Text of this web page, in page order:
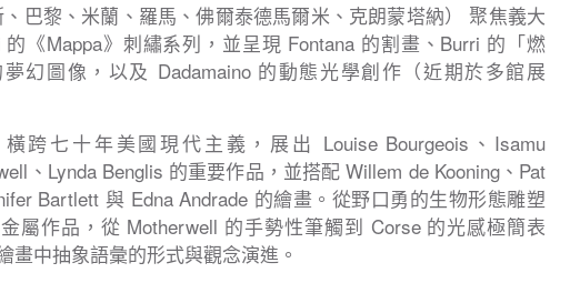
巴黎、米蘭、羅馬、佛爾泰德馬爾米、克朗蒙塔納） 聚焦義大
《Mappa》刺繡系列，並呈現 Fontana 的割畫、Burri 的「燃
幻圖像，以及 Dadamaino 的動態光學創作（近期於多館展
跨七十年美國現代主義，展出 Louise Bourgeois、Isamu
、Lynda Benglis 的重要作品，並搭配 Willem de Kooning、Pat
Bartlett 與 Edna Andrade 的繪畫。從野口勇的生物形態雕塑
屬作品，從 Motherwell 的手勢性筆觸到 Corse 的光感極簡表
畫中抽象語彙的形式與觀念演進。